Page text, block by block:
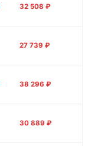
32 508 ₽
27 739 ₽
38 296 ₽
30 889 ₽